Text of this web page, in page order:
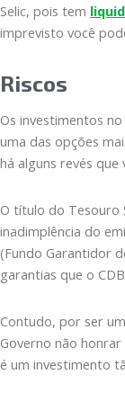
Selic, pois tem
imprevisto você
Riscos
Os investimentos
uma das opções
há alguns revés
O título do Tesouro
inadimplência do
(Fundo Garantidor
garantias que o
Contudo, por ser
Governo não
é um investimento